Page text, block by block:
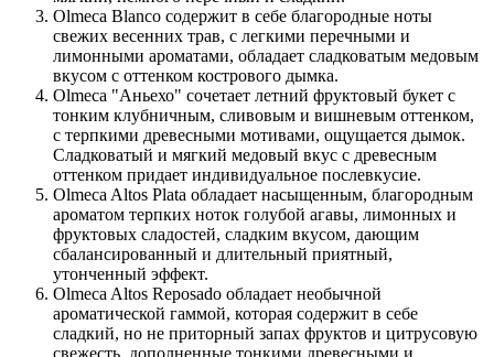
Olmeca Blanco содержит в себе благородные ноты
свежих весенних трав, с легкими перечными и
лимонными ароматами, обладает сладковатым медовым
вкусом с оттенком кострового дымка.
Olmeca "Аньехо" сочетает летний фруктовый букет с
тонким клубничным, сливовым и вишневым оттенком,
с терпкими древесными мотивами, ощущается дымок.
Сладковатый и мягкий медовый вкус с древесным
оттенком придает индивидуальное послевкусие.
Olmeca Altos Plata обладает насыщенным, благородным
ароматом терпких ноток голубой агавы, лимонных и
фруктовых сладостей, сладким вкусом, дающим
сбалансированный и длительный приятный,
утонченный эффект.
Olmeca Altos Reposado обладает необычной
ароматической гаммой, которая содержит в себе
сладкий, но не приторный запах фруктов и цитрусовую